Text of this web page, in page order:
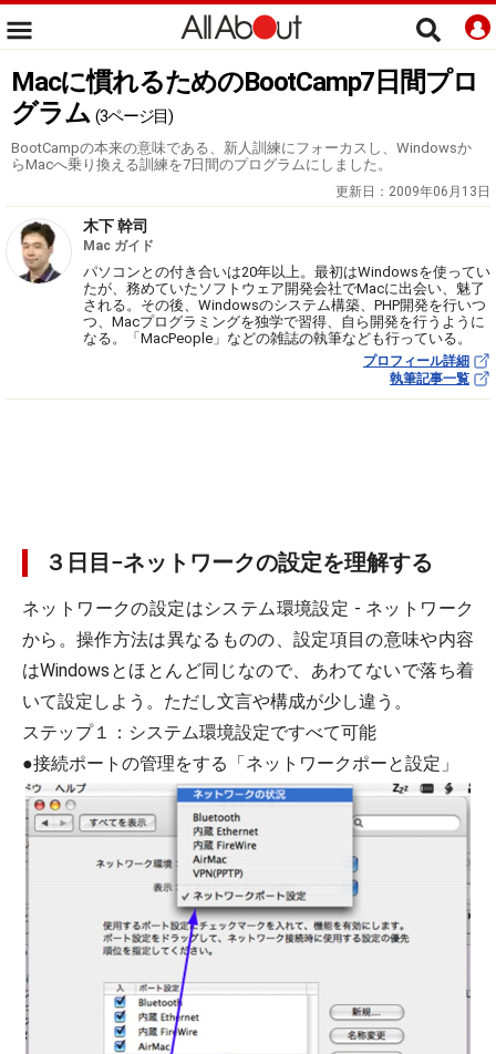
Macに慣れるためのBootCamp7日間プロ
グラム (3ページ目)
BootCampの本来の意味である、新人訓練にフォーカスし、Windowsか
らMacへ乗り換える訓練を7日間のプログラムにしました。
更新日： 2009年06月13日
木下 幹司
Mac ガイド
パソコンとの付き合いは20年以上。最初はWindowsを使ってい
たが、務めていたソフトウェア開発会社でMacに出会い、魅了
される。その後、Windowsのシステム構築、PHP開発を行いつ
つ、Macプログラミングを独学で習得、自ら開発を行うように
なる。「MacPeople」などの雑誌の執筆なども行っている。
プロフィール詳細
執筆記事一覧
３日目−ネットワークの設定を理解する
ネットワークの設定はシステム環境設定 - ネットワーク
から。操作方法は異なるものの、設定項目の意味や内容
はWindowsとほとんど同じなので、あわてないで落ち着
いて設定しよう。ただし文言や構成が少し違う。
ステップ１：システム環境設定ですべて可能
●接続ポートの管理をする「ネットワークポーと設定」